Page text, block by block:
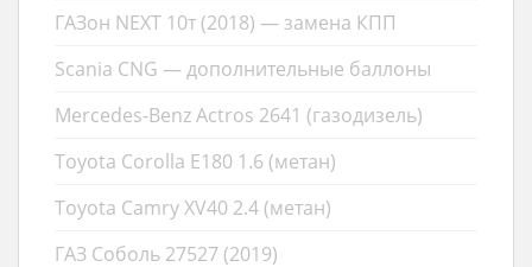
ГАЗон NEXT 10т (2018) — замена КПП
Scania CNG — дополнительные баллоны
Mercedes-Benz Actros 2641 (газодизель)
Toyota Corolla E180 1.6 (метан)
Toyota Camry XV40 2.4 (метан)
ГАЗ Соболь 27527 (2019)